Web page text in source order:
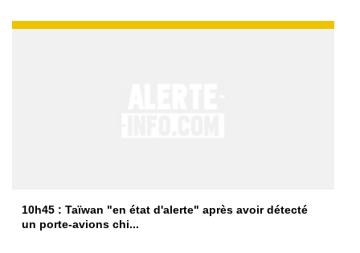
10h45 : Taïwan "en état d'alerte" après avoir détecté
un porte-avions chi...